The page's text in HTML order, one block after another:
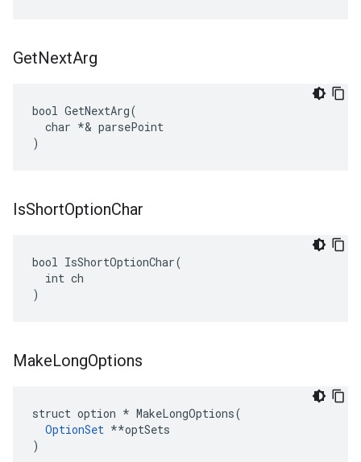
GetNextArg
bool GetNextArg(
  char *& parsePoint
)
IsShortOptionChar
bool IsShortOptionChar(
  int ch
)
MakeLongOptions
struct option * MakeLongOptions(
OptionSet **optSets
)